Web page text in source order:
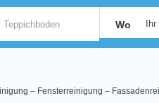
Wo
– Fensterreinigung –